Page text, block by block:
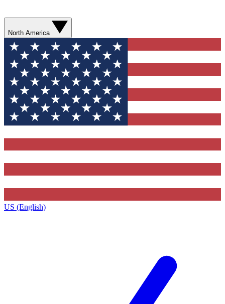
North America
US (English)